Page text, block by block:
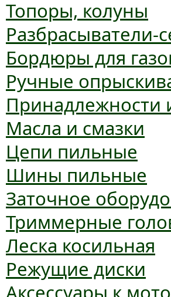
Топоры, колуны
Разбрасыватели-
Бордюры для
Ручные
Принадлежности
Масла и смазки
Цепи пильные
Шины пильные
Заточное
Триммерные
Леска косильная
Режущие диски